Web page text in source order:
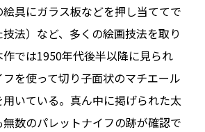
具にガラス板などを押し当ててで
法）など、多くの絵画技法を取り
作では1950年代後半以降に見られ
を使って切り子面状のマチエール
いている。真ん中に掲げられた太
数のパレットナイフの跡が確認で